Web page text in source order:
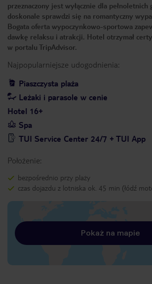
przeznaczony jest wyłącznie dla
doskonale sprawdzi się na romantyczny
Bogata oferta wypoczynkowo-sportowa
dawkę relaksu i atrakcji. Hotel otrzymał
w portalu TripAdvisor.
Najpopularniejsze udogodnienia:
Piaszczysta plaża
Leżaki i parasole w cenie
Hotel 16+
Spa
TUI Service Center 24/7 + TUI App
Położenie:
bezpośrednio przy plaży
czas dojazdu z lotniska ok. 45 min (łódź
Pokaż na mapie